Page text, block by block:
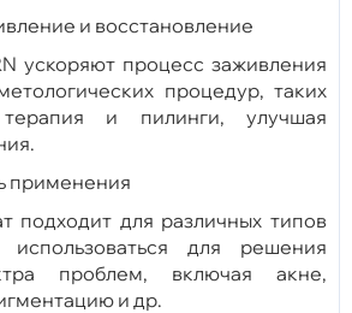
и восстановление
ускоряют процесс заживления
процедур, таких
и пилинги, улучшая
применения
подходит для различных типов
для решения
проблем, включая акне,
и др.